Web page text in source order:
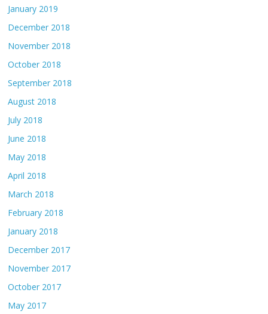
January 2019
December 2018
November 2018
October 2018
September 2018
August 2018
July 2018
June 2018
May 2018
April 2018
March 2018
February 2018
January 2018
December 2017
November 2017
October 2017
May 2017